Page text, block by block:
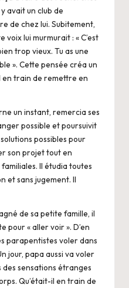
avait un club de
de chez lui. Subitement,
lui murmurait : « C’est
trop vieux. Tu as une
». Cette pensée créa un
en train de remettre en
un instant, remercia ses
possible et poursuivit
possibles pour
son projet tout en
Il étudia toutes
et sans jugement. Il
de sa petite famille, il
pour « aller voir ». D’en
parapentistes voler dans
jour, papa aussi va voler
des sensations étranges
Qu’était-il en train de